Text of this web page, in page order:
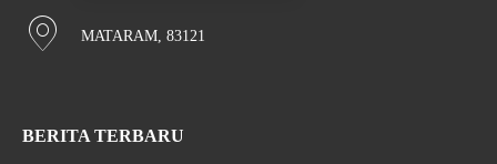
MATARAM, 83121
BERITA TERBARU